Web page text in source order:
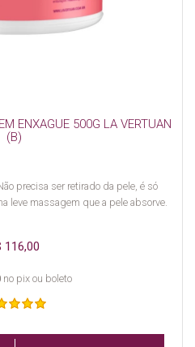
ENXAGUE 500G LA VERTUAN
(B)
precisa ser retirado da pele, é só
leve massagem que a pele absorve.
116,00
no pix ou boleto